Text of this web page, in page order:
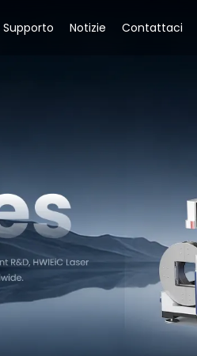
Supporto Notizie Contattaci